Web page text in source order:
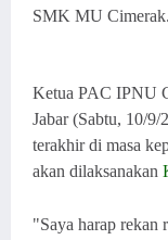
SMK MU Cimerak.
Ketua PAC IPNU
Jabar (Sabtu, 10/9/
terakhir di masa
akan dilaksanakan
"Saya harap rekan